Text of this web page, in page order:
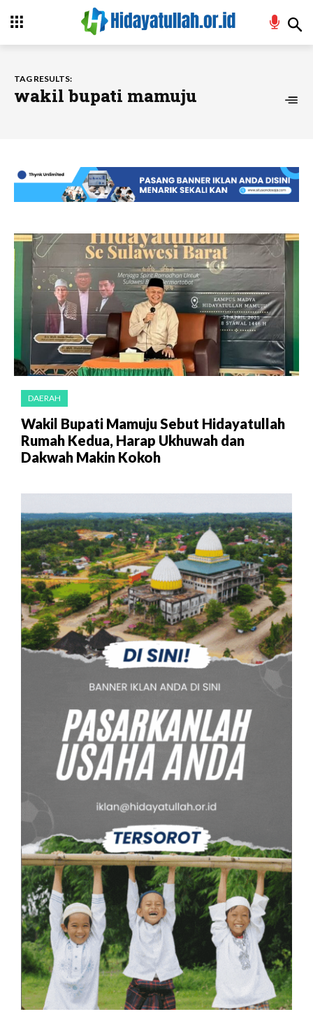
TAG RESULTS:
wakil bupati mamuju
DAERAH
Wakil Bupati Mamuju Sebut Hidayatullah
Rumah Kedua, Harap Ukhuwah dan
Dakwah Makin Kokoh